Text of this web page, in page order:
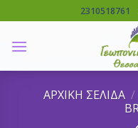
to
content
2310518761
ΑΡΧΙΚΗ ΣΕΛΙΔΑ /